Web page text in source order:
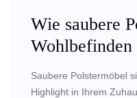
Wie saubere
Wohlbefinden
Saubere Polstermöbel
Highlight in Ihrem